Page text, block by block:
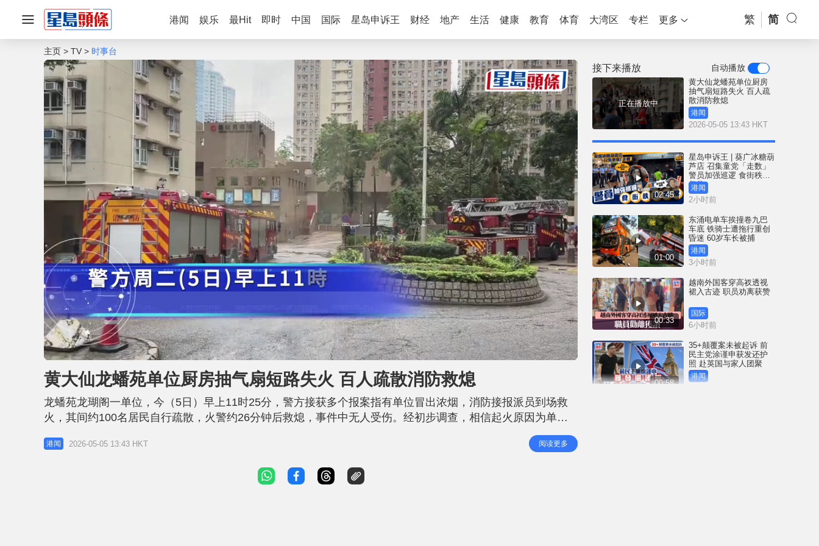
港闻 娱乐 最Hit 即时 中国 国际 星岛申诉王 财经 地产 生活 健康 教育 体育 大湾区 专栏 更多 繁 简
主页 TV 时事台
U
n
u
t
L
o
d
e
d
:
1
0
0
.
0
黄大仙龙蟠苑单位厨房抽气扇短路失火 百人疏散消防救熄
龙蟠苑龙瑚阁一单位，今（5日）早上11时25分，警方接获多个报案指有单位冒出浓烟，消防接报派员到场救
火，其间约100名居民自行疏散，火警约26分钟后救熄，事件中无人受伤。经初步调查，相信起火原因为单位
港闻 2026-05-05 13:43 HKT 阅读更多
接下来播放 自动播放
正在播放中
黄大仙龙蟠苑单位厨房
抽气扇短路失火 百人疏
散消防救熄
港闻
2026-05-05 13:43 HKT
02:45
星岛申诉王 | 葵广冰糖葫
芦店 召集童党「走数」
警员加强巡逻 食街秩序
复常
港闻
2小时前
01:00
东涌电单车挨撞卷九巴
车底 铁骑士遭拖行重创
昏迷 60岁车长被捕
港闻
3小时前
00:33
越南外国客穿高衩透视
裙入古迹 职员劝离获赞
国际
6小时前
00:58
35+颠覆案未被起诉 前
民主党涂谨申获发还护
照 赴英国与家人团聚
港闻